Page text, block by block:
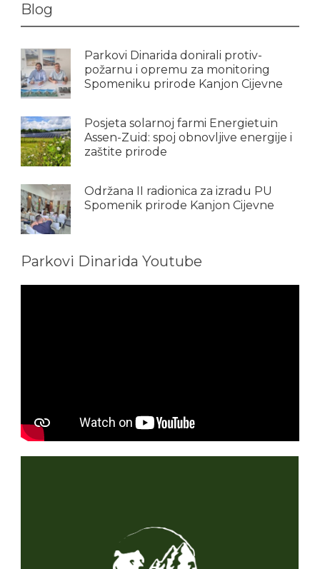
Blog
Parkovi Dinarida donirali protiv-
požarnu i opremu za monitoring
Spomeniku prirode Kanjon Cijevne
Posjeta solarnoj farmi Energietuin
Assen-Zuid: spoj obnovljive energije i
zaštite prirode
Održana II radionica za izradu PU
Spomenik prirode Kanjon Cijevne
Parkovi Dinarida Youtube